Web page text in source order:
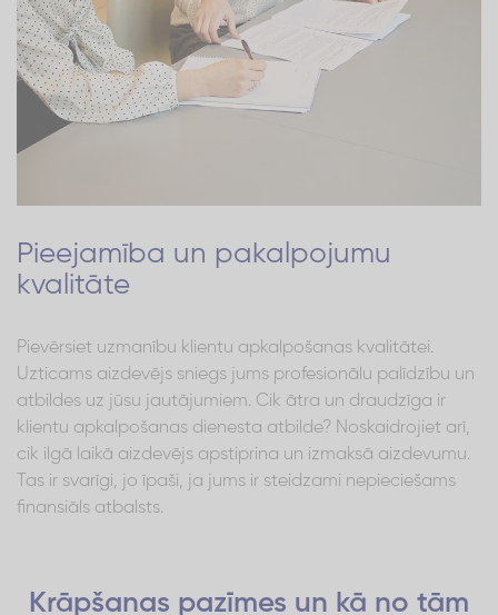
Pieejamība un pakalpojumu
kvalitāte
Pievērsiet uzmanību klientu apkalpošanas kvalitātei.
Uzticams aizdevējs sniegs jums profesionālu palīdzību un
atbildes uz jūsu jautājumiem. Cik ātra un draudzīga ir
klientu apkalpošanas dienesta atbilde? Noskaidrojiet arī,
cik ilgā laikā aizdevējs apstiprina un izmaksā aizdevumu.
Tas ir svarīgi, jo īpaši, ja jums ir steidzami nepieciešams
finansiāls atbalsts.
Krāpšanas pazīmes un kā no tām